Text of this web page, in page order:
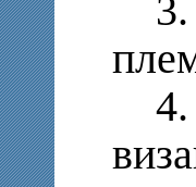
3.
4.